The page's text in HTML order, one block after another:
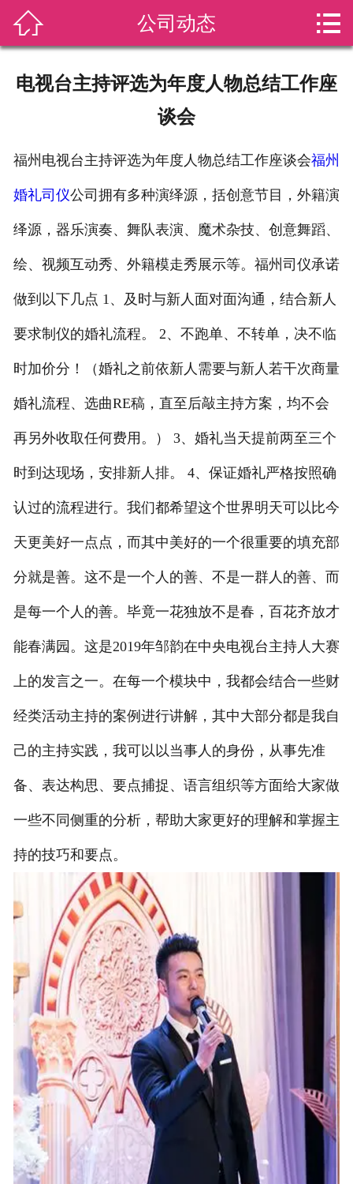
荣誉资质
服务套餐
联系我们
配套服务
 公司动态 
电视台主持评选为年度人物总结工作座
谈会
福州电视台主持评选为年度人物总结工作座谈会福州
婚礼司仪公司拥有多种演绎源，括创意节目，外籍演
绎源，器乐演奏、舞队表演、魔术杂技、创意舞蹈、
绘、视频互动秀、外籍模走秀展示等。福州司仪承诺
做到以下几点 1、及时与新人面对面沟通，结合新人
要求制仪的婚礼流程。 2、不跑单、不转单，决不临
时加价分！（婚礼之前依新人需要与新人若干次商量
婚礼流程、选曲RE稿，直至后敲主持方案，均不会
再另外收取任何费用。） 3、婚礼当天提前两至三个
时到达现场，安排新人排。 4、保证婚礼严格按照确
认过的流程进行。我们都希望这个世界明天可以比今
天更美好一点点，而其中美好的一个很重要的填充部
分就是善。这不是一个人的善、不是一群人的善、而
是每一个人的善。毕竟一花独放不是春，百花齐放才
能春满园。这是2019年邹韵在中央电视台主持人大赛
上的发言之一。在每一个模块中，我都会结合一些财
经类活动主持的案例进行讲解，其中大部分都是我自
己的主持实践，我可以以当事人的身份，从事先准
备、表达构思、要点捕捉、语言组织等方面给大家做
一些不同侧重的分析，帮助大家更好的理解和掌握主
持的技巧和要点。